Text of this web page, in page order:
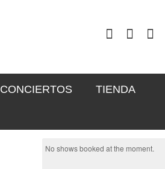
CONCIERTOS TIENDA
No shows booked at the moment.